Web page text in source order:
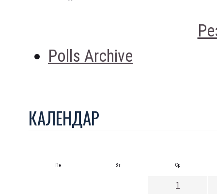
Polls Archive
КАЛЕНДАР
Пн Вт Ср
1